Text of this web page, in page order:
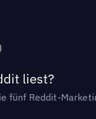
liest?
fünf Reddit-